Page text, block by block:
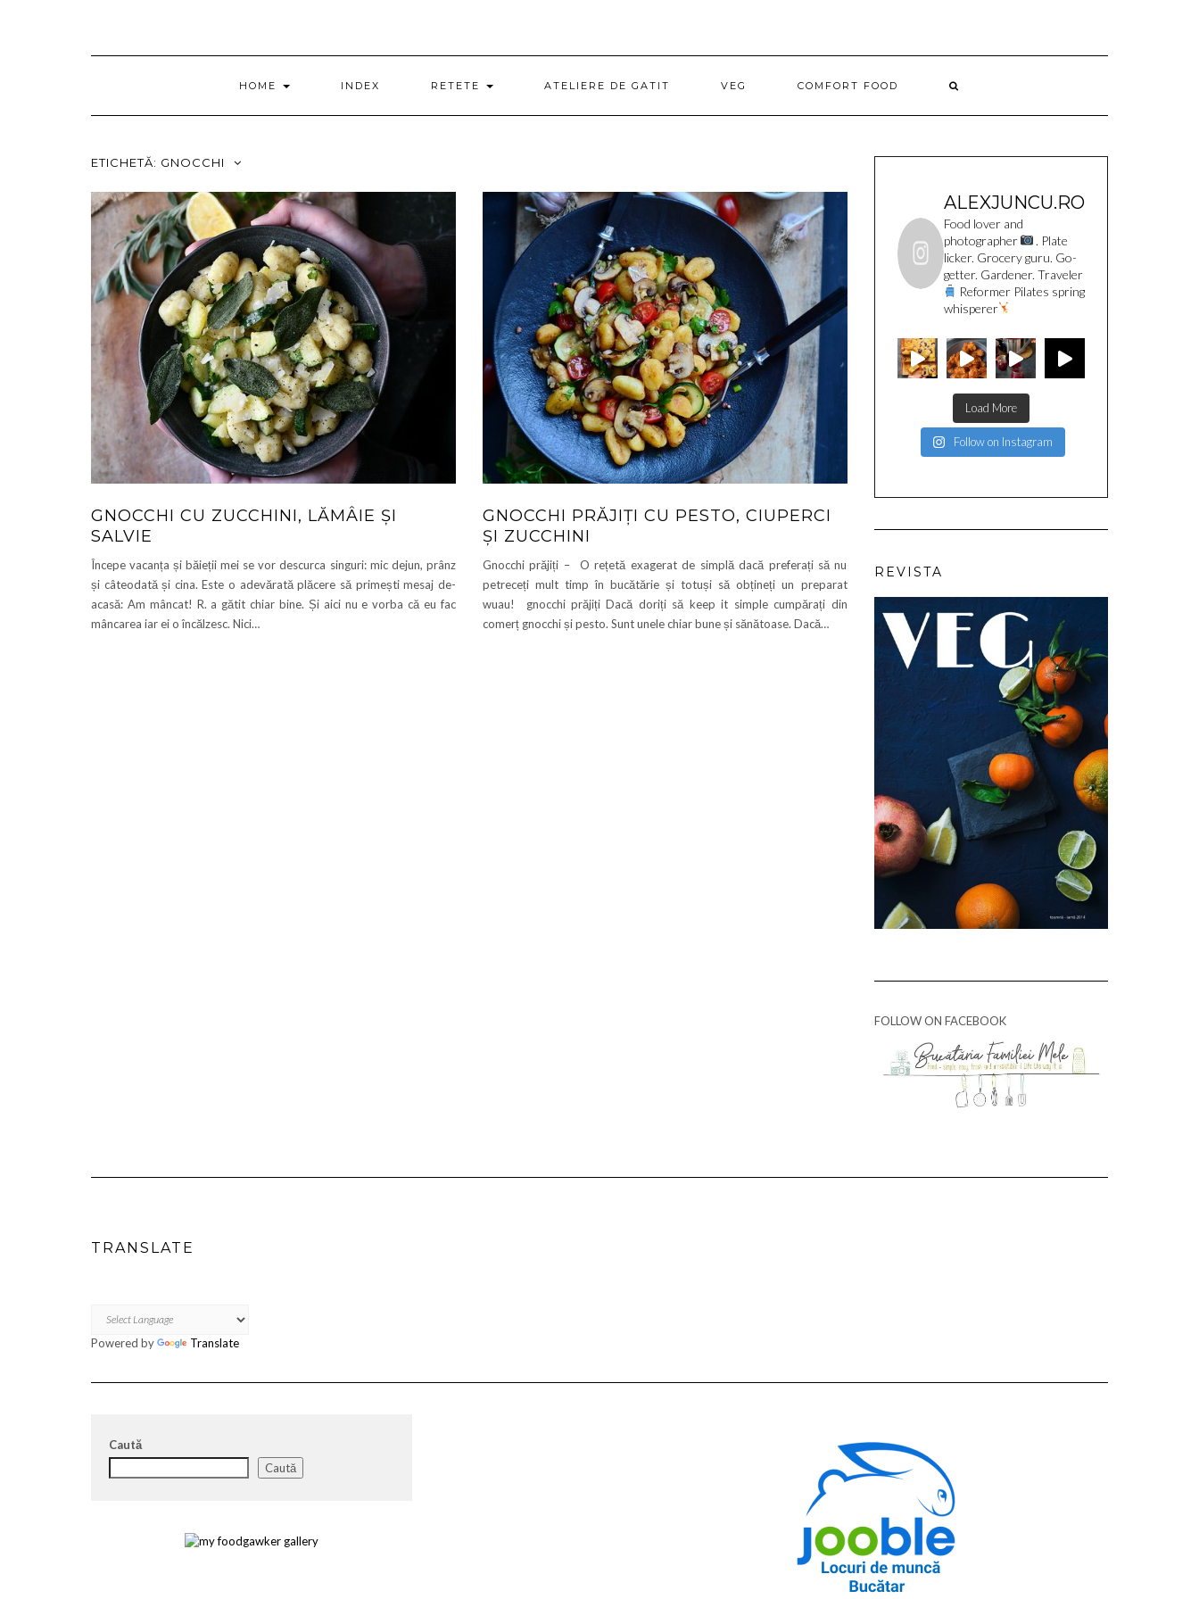
HOME INDEX RETETE ATELIERE DE GATIT VEG COMFORT FOOD
ETICHETĂ: GNOCCHI
GNOCCHI CU ZUCCHINI, LĂMÂIE ȘI
SALVIE
Începe vacanța și băieții mei se vor descurca singuri: mic dejun, prânz
și câteodată și cina. Este o adevărată plăcere să primești mesaj de-
acasă: Am mâncat! R. a gătit chiar bine. Și aici nu e vorba că eu fac
mâncarea iar ei o încălzesc. Nici…
GNOCCHI PRĂJIȚI CU PESTO, CIUPERCI
ȘI ZUCCHINI
Gnocchi prăjiți – O rețetă exagerat de simplă dacă preferați să nu
petreceți mult timp în bucătărie și totuși să obțineți un preparat
wuau! gnocchi prăjiți Dacă doriți să keep it simple cumpărați din
comerț gnocchi și pesto. Sunt unele chiar bune și sănătoase. Dacă…
ALEXJUNCU.RO
Food lover and
photographer
. Plate
licker. Grocery guru. Go-
getter. Gardener. Traveler
Reformer Pilates spring
whisperer
Load More
Follow on Instagram
REVISTA
FOLLOW ON FACEBOOK
TRANSLATE
Powered by Translate
Caută
Caută